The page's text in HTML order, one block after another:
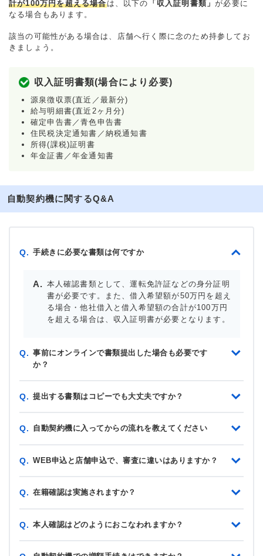
計が100万円を超える場合は、以下の 「収入証明書類」が必要に
なる場合もあります。
該当の可能性がある場合は、店舗へ行く際に念のため持参してお
きましょう。
収入証明書類(場合により必要)
源泉徴収票(直近／最新分)
給与明細書(直近2ヶ月分)
確定申告書／青色申告書
住民税決定通知書／納税通知書
所得(課税)証明書
年金証書／年金通知書
自動契約機に関するQ&A
Q. 手続きに必要な書類は何ですか
本人確認書類として、運転免許証などの身分証明
書が必要です。また、借入希望額が50万円を超え
る場合・他社借入と借入希望額の合計が100万円
を超える場合は、収入証明書が必要となります。
Q. 事前にオンラインで書類提出した場合も必要です
か？
Q. 提出する書類はコピーでも大丈夫ですか？
Q. 自動契約機に入ってからの流れを教えてください
Q. WEB申込と店舗申込で、審査に違いはありますか？
Q. 在籍確認は実施されますか？
Q. 本人確認はどのようにおこなわれますか？